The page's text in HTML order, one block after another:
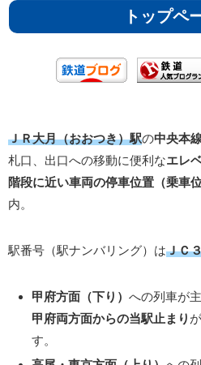
トップペ
ＪＲ大月（おおつき）駅の中央本
札口、出口への移動に便利なエレ
階段に近い車両の停車位置（乗車位
内。
駅番号（駅ナンバリング）はＪＣ
甲府方面（下り） への列車が
甲府両方面からの当駅止まり
す。